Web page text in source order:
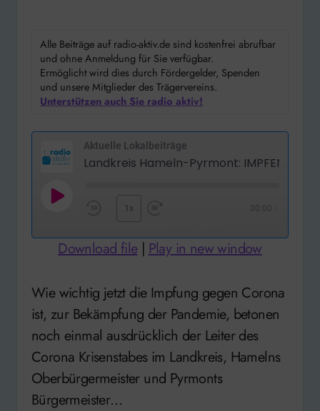
Alle Beiträge auf radio-aktiv.de sind kostenfrei abrufbar
und ohne Anmeldung für Sie verfügbar.
Ermöglicht wird dies durch Fördergelder, Spenden
und unsere Mitglieder des Trägervereins.
Unterstützen auch Sie radio aktiv!
Aktuelle Lokalbeiträge
Play
10
Seconds
1x
Forward
Download file| Play in new window
Wie wichtig jetzt die Impfung gegen Corona
ist, zur Bekämpfung der Pandemie, betonen
noch einmal ausdrücklich der Leiter des
Corona Krisenstabes im Landkreis, Hamelns
Oberbürgermeister und Pyrmonts
Bürgermeister…